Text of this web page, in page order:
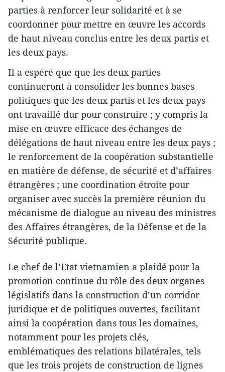
parties à renforcer leur solidarité et à se
coordonner pour mettre en œuvre les accords
de haut niveau conclus entre les deux partis et
les deux pays.
Il a espéré que que les deux parties
continueront à consolider les bonnes bases
politiques que les deux partis et les deux pays
ont travaillé dur pour construire ; y compris la
mise en œuvre efficace des échanges de
délégations de haut niveau entre les deux pays ;
le renforcement de la coopération substantielle
en matière de défense, de sécurité et d’affaires
étrangères ; une coordination étroite pour
organiser avec succès la première réunion du
mécanisme de dialogue au niveau des ministres
des Affaires étrangères, de la Défense et de la
Sécurité publique.
Le chef de l’Etat vietnamien a plaidé pour la
promotion continue du rôle des deux organes
législatifs dans la construction d’un corridor
juridique et de politiques ouvertes, facilitant
ainsi la coopération dans tous les domaines,
notamment pour les projets clés,
emblématiques des relations bilatérales, tels
que les trois projets de construction de lignes